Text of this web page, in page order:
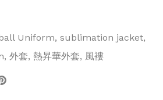
Uniform, sublimation jacket,
, 外套, 熱昇華外套, 風褸